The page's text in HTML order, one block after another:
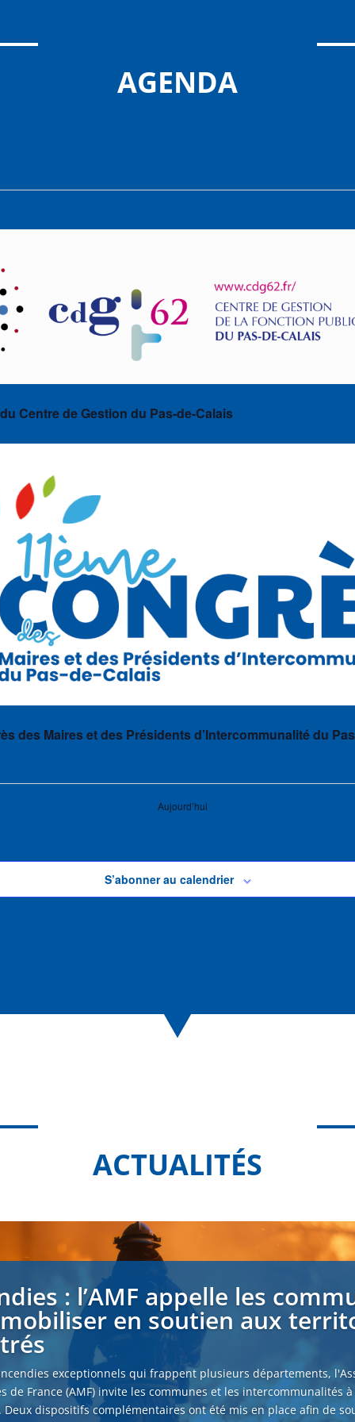
AGENDA
Centre de Gestion du Pas-de-Calais
des Maires et des Présidents d’Intercommunalité du
Aujourd’hui
S’abonner au calendrier
ACTUALITÉS
: l’AMF appelle les
en soutien aux
exceptionnels qui frappent plusieurs départements,
de France (AMF) invite les communes et les intercommunalités à
Deux dispositifs complémentaires ont été mis en place afin de